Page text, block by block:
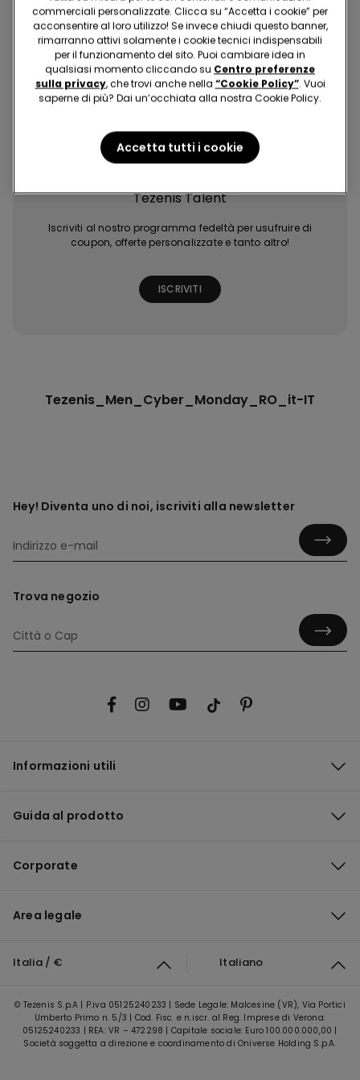
Acquisti facili e
Ultime tendenze
Promozioni
Extra punti con
Tezenis Talent
Iscriviti al nostro programma fedeltà per usufruire di
coupon, offerte personalizzate e tanto altro!
ISCRIVITI
Tezenis_Men_Cyber_Monday_RO_it-IT
Hey! Diventa uno di noi, iscriviti alla newsletter
Trova negozio
Informazioni utili
Guida al prodotto
Corporate
Area legale
Italia / € Italiano
© Tezenis S.p.A | P.iva 05125240233 | Sede Legale: Malcesine (VR), Via Portici
Umberto Primo n. 5/3 | Cod. Fisc. e n.iscr. al Reg. Imprese di Verona:
05125240233 | REA: VR – 472298 | Capitale sociale: Euro 100.000.000,00 |
Società soggetta a direzione e coordinamento di Oniverse Holding S.p.A.
commerciali personalizzate. Clicca su “Accetta i cookie” per
acconsentire al loro utilizzo! Se invece chiudi questo banner,
rimarranno attivi solamente i cookie tecnici indispensabili
per il funzionamento del sito. Puoi cambiare idea in
qualsiasi momento cliccando su Centro preferenze
sulla privacy, che trovi anche nella “Cookie Policy”. Vuoi
saperne di più? Dai un’occhiata alla nostra Cookie Policy.
Accetta tutti i cookie